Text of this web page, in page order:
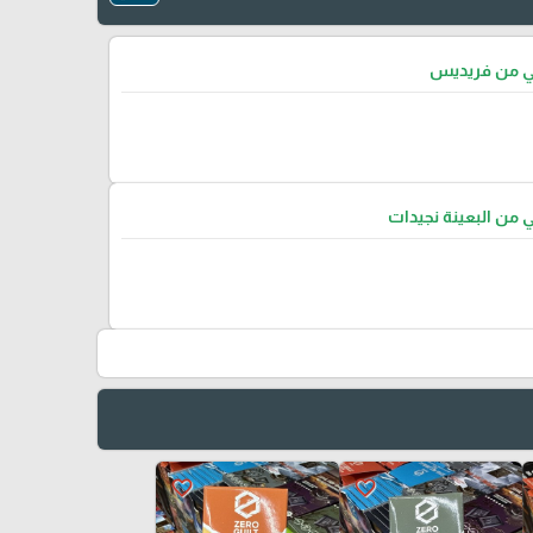
من فريديس
من البعينة نجيدات
favorite_border
favorite_border